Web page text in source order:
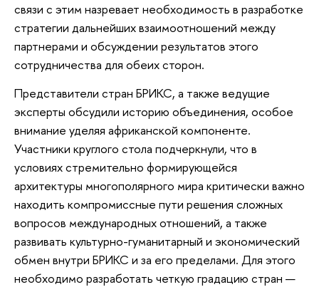
связи с этим назревает необходимость в разработке
стратегии дальнейших взаимоотношений между
партнерами и обсуждении результатов этого
сотрудничества для обеих сторон.
Представители стран БРИКС, а также ведущие
эксперты обсудили историю объединения, особое
внимание уделяя африканской компоненте.
Участники круглого стола подчеркнули, что в
условиях стремительно формирующейся
архитектуры многополярного мира критически важно
находить компромиссные пути решения сложных
вопросов международных отношений, а также
развивать культурно-гуманитарный и экономический
обмен внутри БРИКС и за его пределами. Для этого
необходимо разработать четкую градацию стран —